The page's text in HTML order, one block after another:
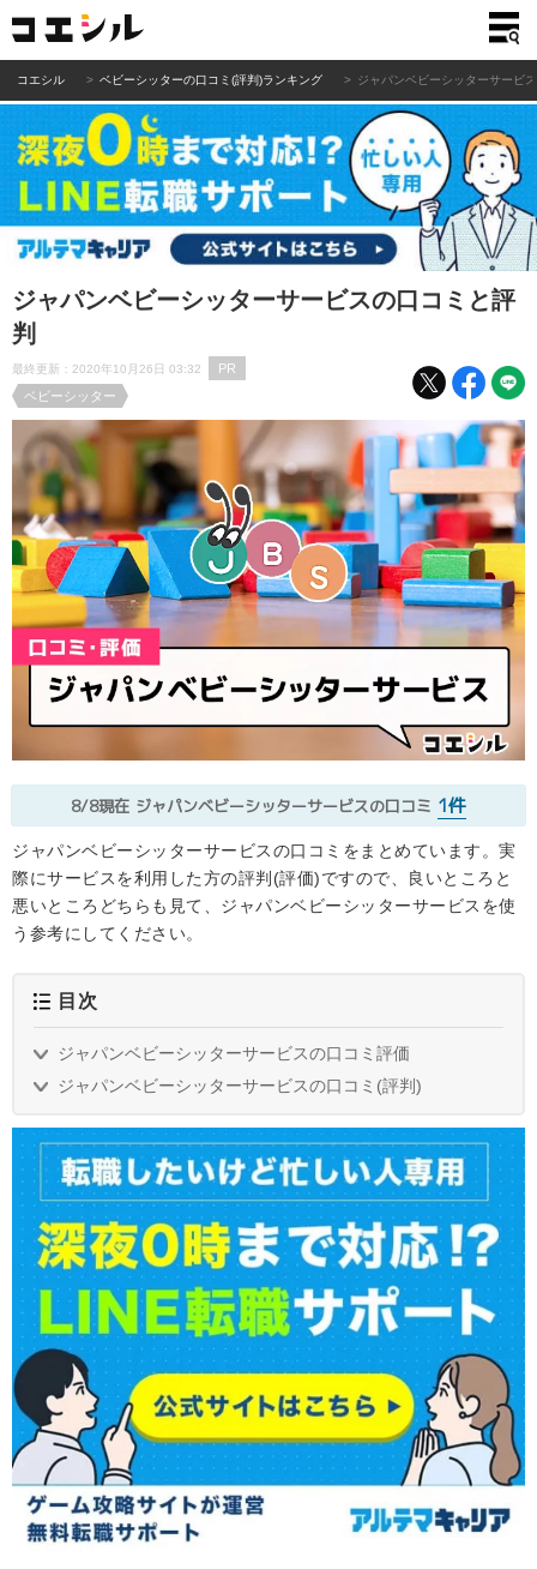
コエシル ベビーシッターの口コミ(評判)ランキング ジャパンベビーシッターサービ
ジャパンベビーシッターサービスの口コミと評
判
最終更新：2020年10月26日 03:32
PR
ベビーシッター
8/8現在 ジャパンベビーシッターサービスの口コミ 1件
ジャパンベビーシッターサービスの口コミをまとめています。実
際にサービスを利用した方の評判(評価)ですので、良いところと
悪いところどちらも見て、ジャパンベビーシッターサービスを使
う参考にしてください。
目次
ジャパンベビーシッターサービスの口コミ評価
ジャパンベビーシッターサービスの口コミ(評判)